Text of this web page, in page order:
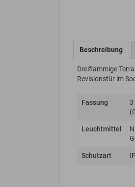
Beschreibung
Dreiflammige
Revisionstür im
Fassung
3
Leuchtmittel
Schutzart